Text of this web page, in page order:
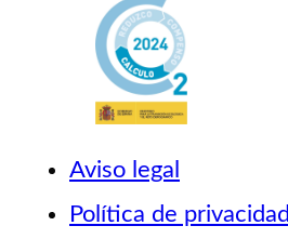
Aviso legal
Política de privacidad